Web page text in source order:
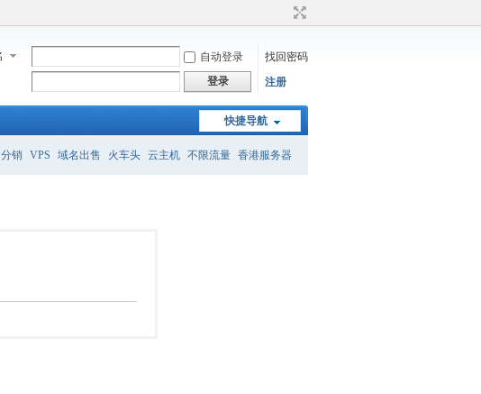
自动登录
找回密码
登录 注册
快捷导航
分销 VPS 域名出售 火车头 云主机 不限流量 香港服务器